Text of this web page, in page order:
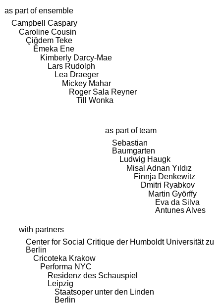
as part of ensemble
Campbell Caspary
Caroline Cousin
Çiğdem Teke
Emeka Ene
Kimberly Darcy-Mae
Lars Rudolph
Lea Draeger
Mickey Mahar
Roger Sala Reyner
Till Wonka
as part of team
Sebastian
Baumgarten
Ludwig Haugk
Misal Adnan Yıldız
Finnja Denkewitz
Dmitri Ryabkov
Martin Györffy
Eva da Silva
Antunes Alves
with partners
Center for Social Critique der Humboldt Universität zu
Berlin
Cricoteka Krakow
Performa NYC
Residenz des Schauspiel
Leipzig
Staatsoper unter den Linden
Berlin